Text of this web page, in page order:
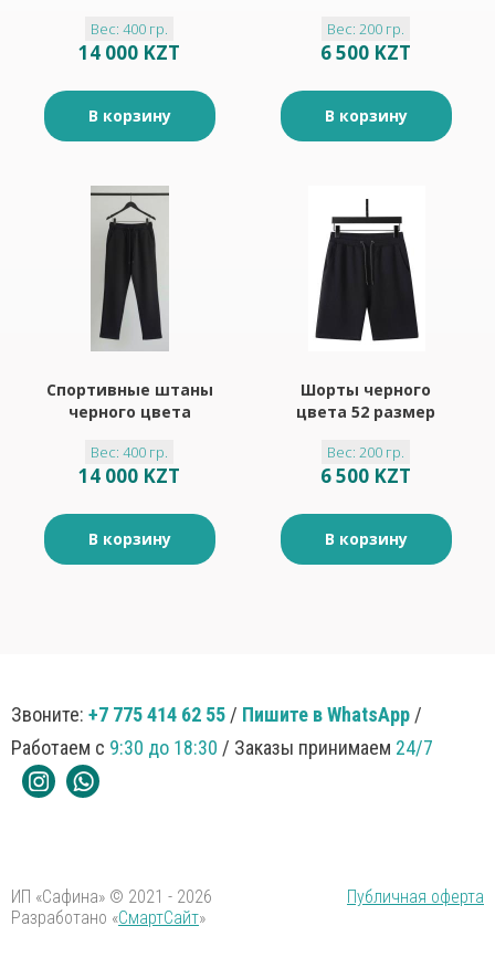
Вес: 400 гр.
14 000 KZT
В корзину
Вес: 200 гр.
6 500 KZT
В корзину
Спортивные штаны
черного цвета
Вес: 400 гр.
14 000 KZT
В корзину
Шорты черного
цвета 52 размер
Вес: 200 гр.
6 500 KZT
В корзину
Звоните: +7 775 414 62 55 / Пишите в WhatsApp /
Работаем с 9:30 до 18:30 / Заказы принимаем 24/7
ИП «Сафина» © 2021 - 2026
Публичная оферта
Разработано «СмартСайт»